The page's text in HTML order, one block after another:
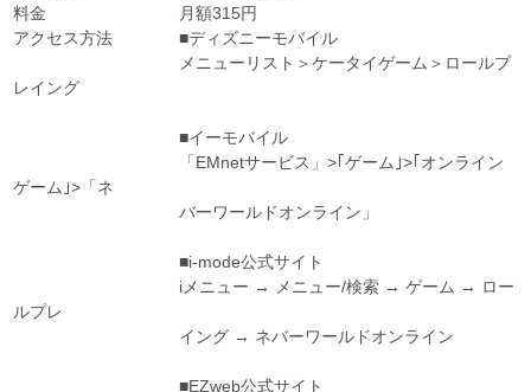
料金 月額315円
アクセス方法 ■ディズニーモバイル
メニューリスト＞ケータイゲーム＞ロールプ
レイング
■イーモバイル
「EMnetサービス」>｢ゲーム｣>｢オンライン
ゲーム｣>「ネ
バーワールドオンライン」
■i-mode公式サイト
iメニュー → メニュー/検索 → ゲーム → ロー
ルプレ
イング → ネバーワールドオンライン
■EZweb公式サイト